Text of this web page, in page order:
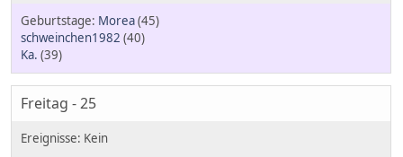
Morea(45)
schweinchen1982 (40)
Ka. (39)
Freitag - 25